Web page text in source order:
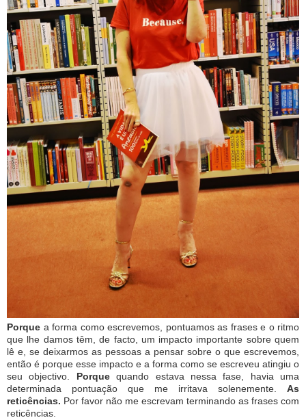
Porque a forma como escrevemos, pontuamos as frases e o ritmo
que lhe damos têm, de facto, um impacto importante sobre quem
lê e, se deixarmos as pessoas a pensar sobre o que escrevemos,
então é porque esse impacto e a forma como se escreveu atingiu o
seu objectivo.
Porquequando estava nessa fase, havia uma
determinada pontuação que me irritava solenemente. As
reticências. Por favor não me escrevam terminando as frases com
reticências.